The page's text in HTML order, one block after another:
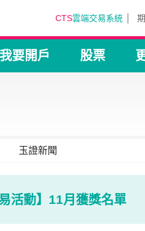
CTS雲端交易系統
我要開戶 股票
玉證新聞
活動】11月獲獎名單